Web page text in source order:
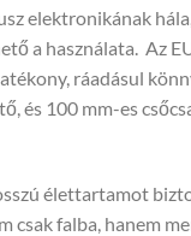
elektronikának
a használata. Az
ráadásul
és 100 mm-es
élettartamot
csak falba, hanem